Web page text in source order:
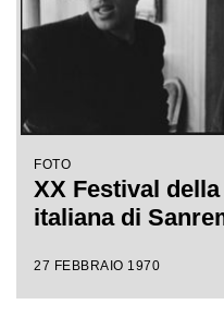
FOTO
XX Festival
italiana di
27 FEBBRAIO 1970